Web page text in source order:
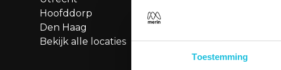
Toestemming
Hoofddorp
Den Haag
Bekijk alle locaties
Boetiekkantoren
Besettled